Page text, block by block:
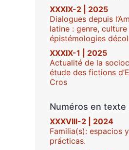
XXXIX-2 | 2025
Dialogues depuis
latine : genre, culture
épistémologies
XXXIX-1 | 2025
Actualité de la
étude des fictions
Cros
Numéros en texte
XXXVIII-2 | 2024
Familia(s): espacios y
prácticas.